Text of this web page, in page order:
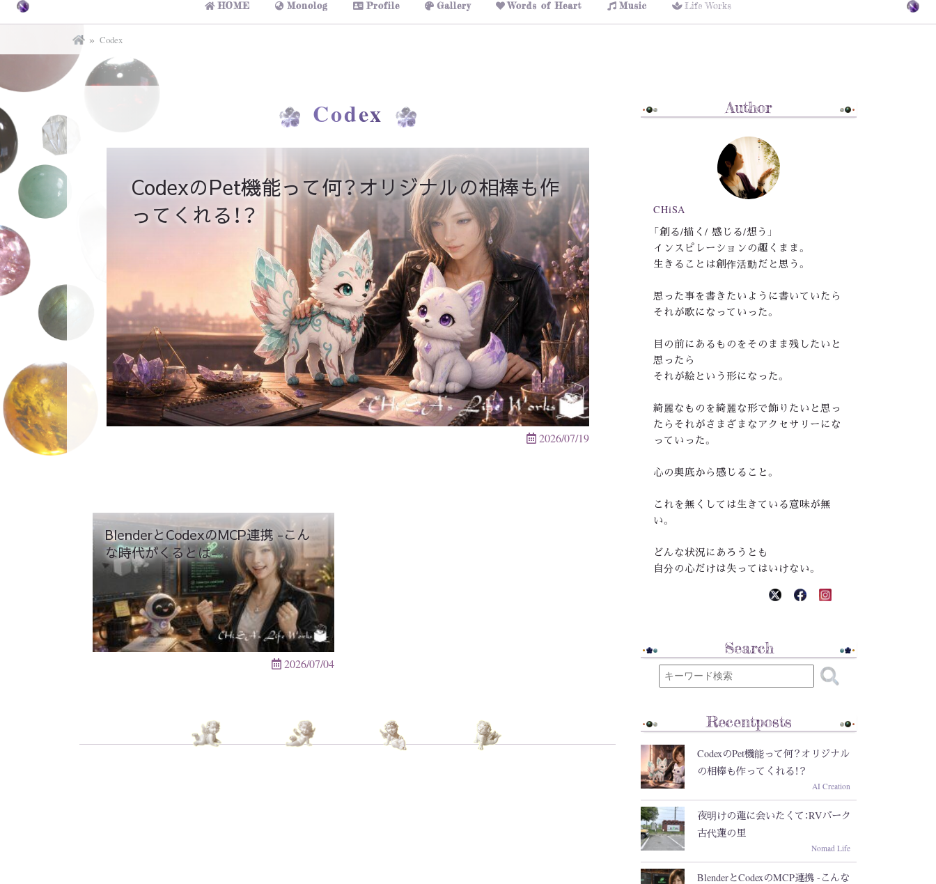
HOME Monolog Profile Gallery Words of Heart Music Life Works
Codex
Codex
CodexのPet機能って何？オリジナルの相棒も作
ってくれる！？
2026/07/19
BlenderとCodexのMCP連携 -こん
な時代がくるとは-
2026/07/04
Author
CHiSA
「創る/描く/ 感じる/想う」
インスピレーションの趣くまま。
生きることは創作活動だと思う。
思った事を書きたいように書いていたら
それが歌になっていった。
目の前にあるものをそのまま残したいと
思ったら
それが絵という形になった。
綺麗なものを綺麗な形で飾りたいと思っ
たらそれがさまざまなアクセサリーにな
っていった。
心の奥底から感じること。
これを無くしては生きている意味が無
い。
どんな状況にあろうとも
自分の心だけは失ってはいけない。
Search
Recentposts
CodexのPet機能って何？オリジナル
の相棒も作ってくれる！？
AI Creation
夜明けの蓮に会いたくて：RVパーク
古代蓮の里
Nomad Life
BlenderとCodexのMCP連携 -こんな